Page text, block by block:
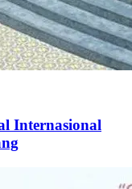
Internasional